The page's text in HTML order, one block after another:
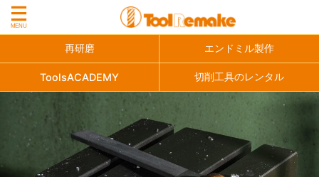
再研磨 エンドミル製作
ToolsACADEMY 切削工具のレンタル